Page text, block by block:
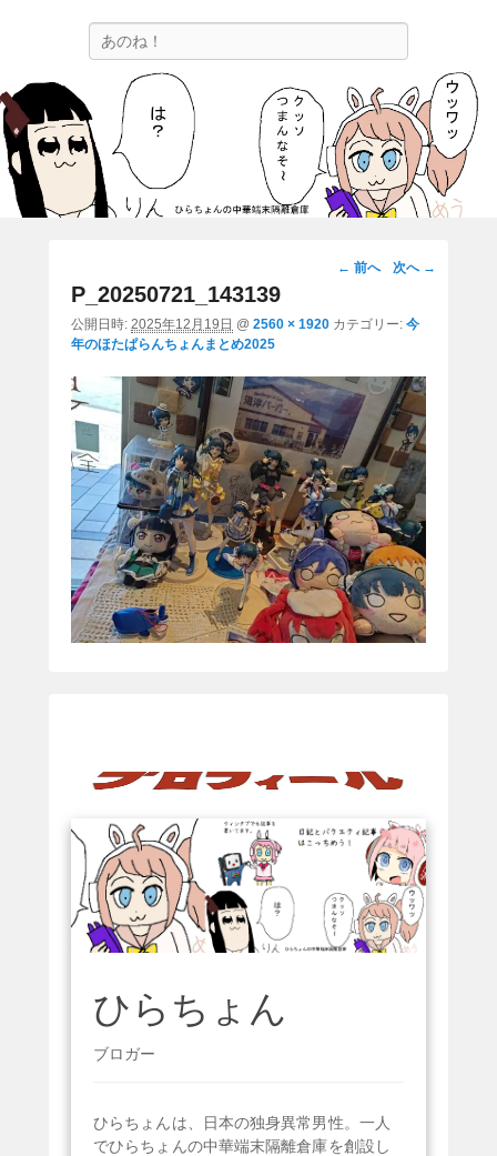
ひらちょんの中華端末隔離倉庫
ほたがページ上部にある検索バーを消してくれたサイトです。
画
ー
シ
ョ
ン
← 前へ 次へ →
P_20250721_143139
公開日時: 2025年12月19日 @ 2560 × 1920 カテゴリー: 今
年のほたぱらんちょんまとめ2025
ひらちょん
ブロガー
ひらちょんは、日本の独身異常男性。一人
でひらちょんの中華端末隔離倉庫を創設し